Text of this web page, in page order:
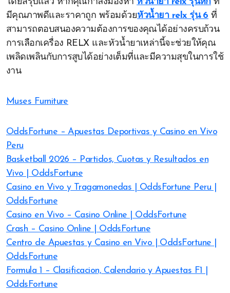
มีคุณภาพดีและราคาถูก พร้อมด้วยหัวน้ำยา relx รุ่น 6 ที่
สามารถตอบสนองความต้องการของคุณได้อย่างครบถ้วน
การเลือกเครื่อง RELX และหัวน้ำยาเหล่านี้จะช่วยให้คุณ
เพลิดเพลินกับการสูบได้อย่างเต็มที่และมีความสุขในการใช้
งาน
Muses Furniture
OddsFortune – Apuestas Deportivas y Casino en Vivo
Peru
Basketball 2026 – Partidos, Cuotas y Resultados en
Vivo | OddsFortune
Casino en Vivo y Tragamonedas | OddsFortune Peru |
OddsFortune
Casino en Vivo – Casino Online | OddsFortune
Crash – Casino Online | OddsFortune
Centro de Apuestas y Casino en Vivo | OddsFortune |
OddsFortune
Formula 1 – Clasificacion, Calendario y Apuestas F1 |
OddsFortune